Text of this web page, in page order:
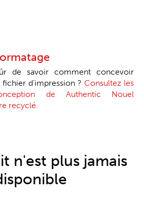
de savoir comment concevoir
d'impression ?Consultez les
de Authentic Nouel
recyclé.
n'est plus jamais